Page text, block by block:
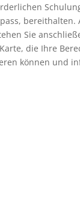
Sie
die Ihre
können und